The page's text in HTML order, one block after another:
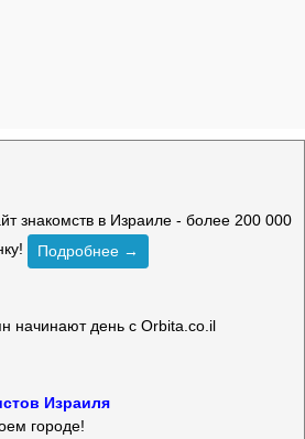
знакомств в Израиле - более 200 000
Подробнее →
начинают день с Orbita.co.il
Израиля
городе!